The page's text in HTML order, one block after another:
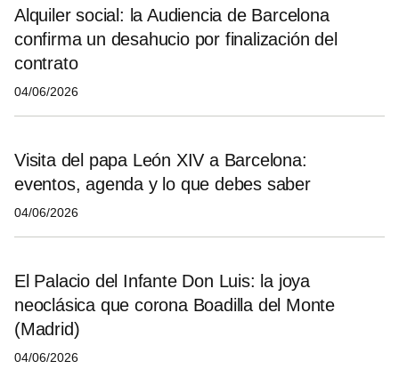
Alquiler social: la Audiencia de Barcelona
confirma un desahucio por finalización del
contrato
04/06/2026
Visita del papa León XIV a Barcelona:
eventos, agenda y lo que debes saber
04/06/2026
El Palacio del Infante Don Luis: la joya
neoclásica que corona Boadilla del Monte
(Madrid)
04/06/2026